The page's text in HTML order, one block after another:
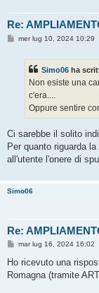
Re:
Mmer lug 10, 2024 10:29
Simo06 ha
Non esiste una
c'era....
Oppure sentire
Ci sarebbe il solito
Per quanto riguarda
all'utente l'onere di
Simo06
Re:
M
s
a
mar lug 16, 2024 16:02
Ho ricevuto una
Romagna (tramite